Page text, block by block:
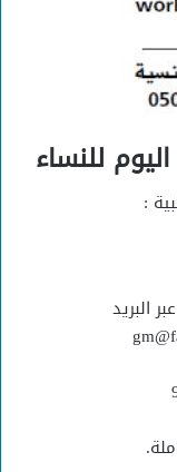
للنساء
:
البريد